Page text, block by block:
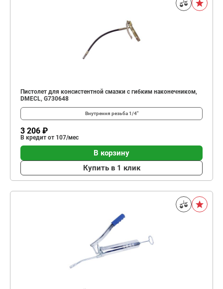
Пистолет для консистентной смазки с гибким наконечником,
DMECL, G730648
Внутрення резьба1/4"
3 206 ₽
В кредит от 107/мес
В корзину
Купить в 1 клик